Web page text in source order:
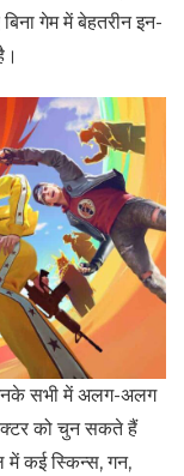
गेम में बेहतरीन इन-
सभी में अलग-अलग
को चुन सकते हैं
कई स्किन्स, गन,